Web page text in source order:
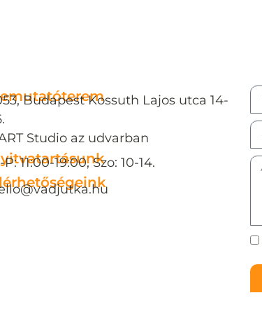
Budapest Kossuth Lajos utca 14-
Studio az udvarban
P: 11:00-19:00, Szo: 10-14.